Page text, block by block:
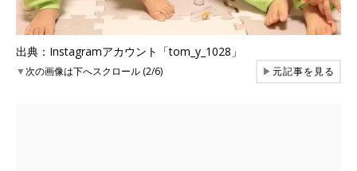
出典：Instagramアカウント「tom_y_1028」
▼次の画像は下へスクロール (2/6) ▶元記事を見る